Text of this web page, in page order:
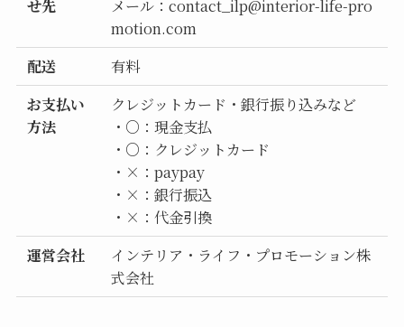
せ先
メール：contact_ilp@interior-life-pro
motion.com
配送
有料
お支払い
方法
クレジットカード・銀行振り込みなど
・○：現金支払
・○：クレジットカード
・×：paypay
・×：銀行振込
・×：代金引換
運営会社
インテリア・ライフ・プロモーション株
式会社